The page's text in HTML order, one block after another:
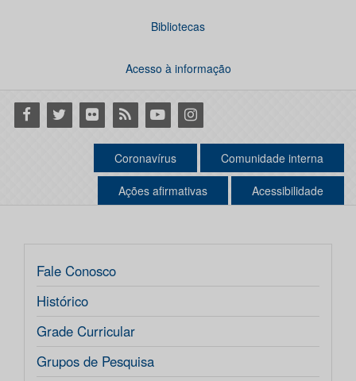
Bibliotecas
Acesso à informação
Facebook
Twitter Flickr RSS YoutubeInstagram
Coronavírus Comunidade interna
Ações afirmativas Acessibilidade
Fale Conosco
Histórico
Grade Curricular
Grupos de Pesquisa